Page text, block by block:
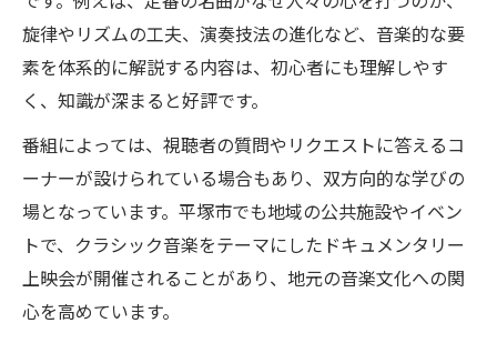
旋律やリズムの工夫、演奏技法の進化など、音楽的な要
素を体系的に解説する内容は、初心者にも理解しやす
く、知識が深まると好評です。
番組によっては、視聴者の質問やリクエストに答えるコ
ーナーが設けられている場合もあり、双方向的な学びの
場となっています。平塚市でも地域の公共施設やイベン
トで、クラシック音楽をテーマにしたドキュメンタリー
上映会が開催されることがあり、地元の音楽文化への関
心を高めています。